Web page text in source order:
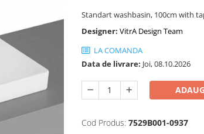
Standart washbasin, 100cm with
Designer: VitrA Design Team
LA COMANDA
Data de livrare: Joi, 08.10.2026
Cod Produs: 7529B001-0937